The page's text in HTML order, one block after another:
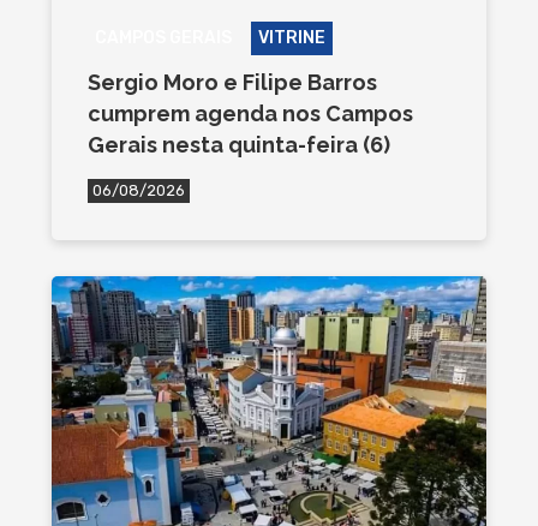
VITRINE
Sergio Moro e Filipe Barros
cumprem agenda nos Campos
Gerais nesta quinta-feira (6)
06/08/2026